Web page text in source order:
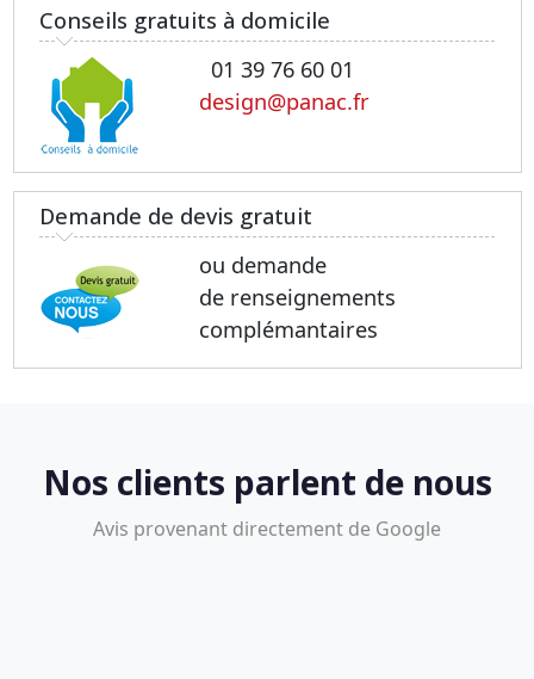
Conseils gratuits à domicile
01 39 76 60 01
design@panac.fr
Demande de devis gratuit
ou demande
de renseignements
complémantaires
Nos clients parlent de nous
Avis provenant directement de Google